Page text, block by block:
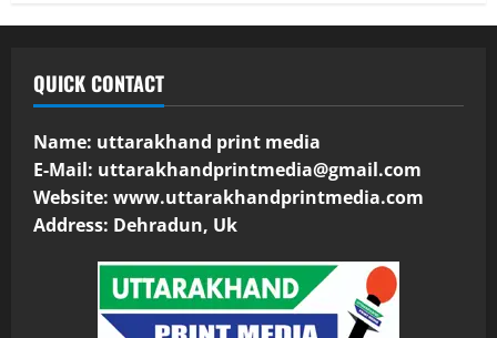
QUICK CONTACT
Name: uttarakhand print media
E-Mail: uttarakhandprintmedia@gmail.com
Website: www.uttarakhandprintmedia.com
Address: Dehradun, Uk